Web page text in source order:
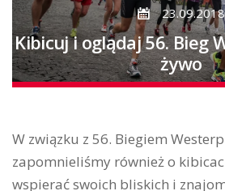
23.09.2018
Kibicuj i oglądaj 56. Bieg
żywo
W związku z 56. Biegiem
zapomnieliśmy również o
wspierać swoich bliskich i